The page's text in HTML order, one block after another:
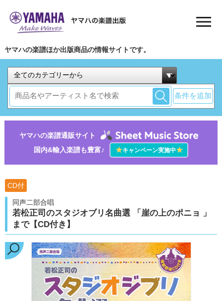
ヤマハの楽譜ほか出版商品の情報サイトです。
条件を追加
ヤマハの楽譜通販サイト
国内&輸入楽譜も豊富♪
★キャンペーン実施中★
CD付
同声二部合唱
若松正司のスタジオブリ名曲選 「崖の上のポニョ 」
まで【CD付き】